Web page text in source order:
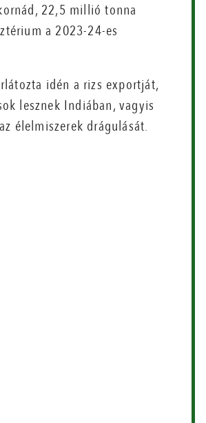
22,5 millió tonna
a 2023-24-es
idén a rizs exportját,
lesznek Indiában, vagyis
élelmiszerek drágulását.